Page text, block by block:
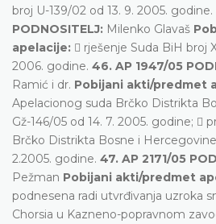
broj U-139/02 od 13. 9. 2005. godine.
PODNOSITELJ: Milenko Glavaš
apelacije:  rješenje Suda BiH broj
2006. godine. 46. AP 1947/05
Ramić i dr. Pobijani akti/predmet
Apelacionog suda Brčko Distrikta
Gž-146/05 od 14. 7. 2005. godine; 
Brčko Distrikta Bosne i
2.2005. godine. 47. AP 2171/05
Pežman Pobijani akti/predmet
podnesena radi utvrđivanja uzroka
Chorsia u Kazneno-popravnom